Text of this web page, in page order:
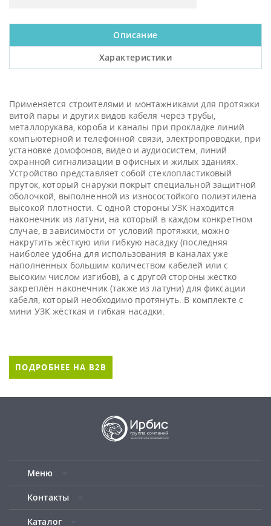
Описание
Характеристики
Применяется строителями и монтажниками для протяжки
витой пары и других видов кабеля через трубы,
металлорукава, короба и каналы при прокладке линий
компьютерной и телефонной связи, электропроводки, при
установке домофонов, видео и аудиосистем, линий
охранной сигнализации в офисных и жилых зданиях.
Устройство представляет собой стеклопластиковый
пруток, который снаружи покрыт специальной защитной
оболочкой, выполненной из износостойкого полиэтилена
высокой плотности. С одной стороны УЗК находится
наконечник из латуни, на который в каждом конкретном
случае, в зависимости от условий протяжки, можно
накрутить жёсткую или гибкую насадку (последняя
наиболее удобна для использования в каналах уже
наполненных большим количеством кабелей или с
высоким числом изгибов), а с другой стороны жёстко
закреплён наконечник (также из латуни) для фиксации
кабеля, который необходимо протянуть. В комплекте с
мини УЗК жёсткая и гибкая насадки.
ПОДРОБНЕЕ НА B2B
Меню
Контакты
Каталог